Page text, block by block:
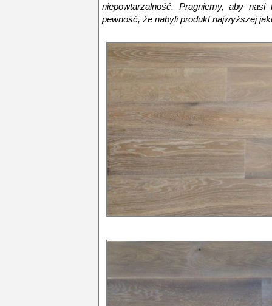
niepowtarzalność. Pragniemy, aby
pewność, że nabyli produkt najwyższej